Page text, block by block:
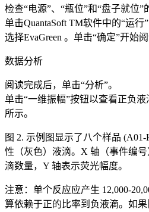
检查“电源”、“瓶位”和“盘子就位”
单击QuantaSoft TM软件中的“运行
选择EvaGreen 。单击“确定”开始阅
数据分析
阅读完成后，单击“分析”。
单击“一维振幅”按钮以查看正负
所示。
图 2. 示例图显示了八个样品
性（灰色）液滴。X 轴（事件编
滴数量，Y 轴表示荧光幅度。
注意：单个反应应产生 12,000-
算依赖于正的比率到负液滴。如